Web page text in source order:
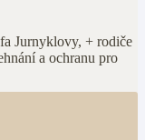
Jurnyklovy, + rodiče
a ochranu pro